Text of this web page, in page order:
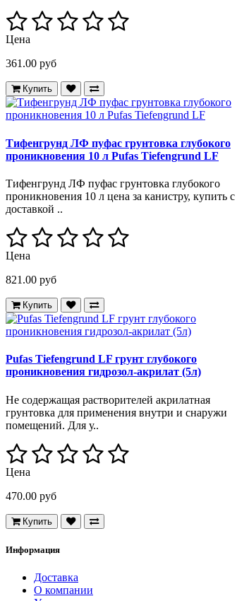
Цена
361.00 руб
Купить
Тифенгрунд ЛФ пуфас грунтовка глубокого
проникновения 10 л Pufas Tiefengrund LF
Тифенгрунд ЛФ пуфас грунтовка глубокого
проникновения 10 л цена за канистру, купить с
доставкой ..
Цена
821.00 руб
Купить
Pufas Tiefengrund LF грунт глубокого
проникновения гидрозол-акрилат (5л)
Не содержащая растворителей акрилатная
грунтовка для применения внутри и снаружи
помещений. Для у..
Цена
470.00 руб
Купить
Информация
Доставка
О компании